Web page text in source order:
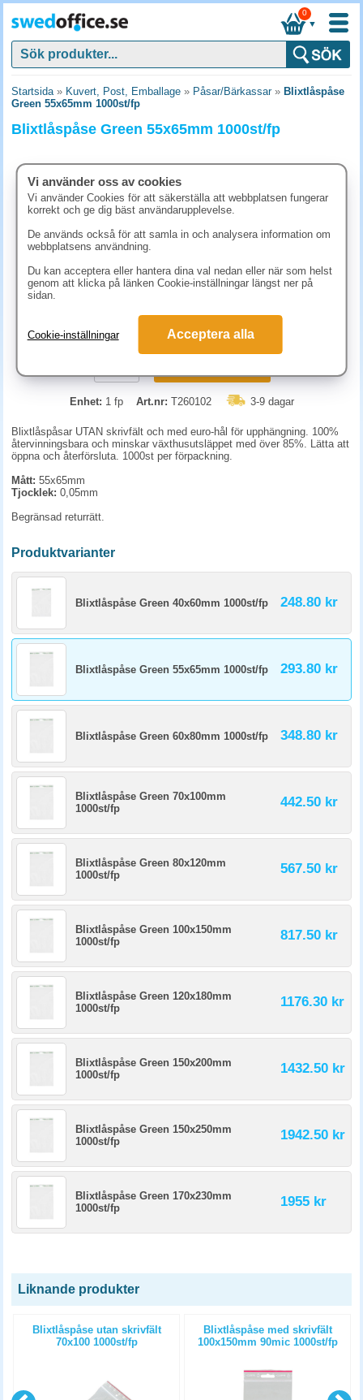
▼
0
Startsida» Kuvert, Post, Emballage » Påsar/Bärkassar» Blixtlåspåse
Green 55x65mm 1000st/fp
Blixtlåspåse Green 55x65mm 1000st/fp
293.80 kr (inkl. moms)
Enhet: 1 fp Art.nr: T260102 3-9 dagar
Blixtlåspåsar UTAN skrivfält och med euro-hål för upphängning. 100%
återvinningsbara och minskar växthusutsläppet med över 85%. Lätta att
öppna och återförsluta. 1000st per förpackning.
Mått: 55x65mm
Tjocklek: 0,05mm
Begränsad returrätt.
Produktvarianter
Blixtlåspåse Green 40x60mm 1000st/fp 248.80 kr
Blixtlåspåse Green 55x65mm 1000st/fp 293.80 kr
Blixtlåspåse Green 60x80mm 1000st/fp 348.80 kr
Blixtlåspåse Green 70x100mm
1000st/fp
442.50 kr
Blixtlåspåse Green 80x120mm
1000st/fp
567.50 kr
Blixtlåspåse Green 100x150mm
1000st/fp
817.50 kr
Blixtlåspåse Green 120x180mm
1000st/fp
1176.30 kr
Blixtlåspåse Green 150x200mm
1000st/fp
1432.50 kr
Blixtlåspåse Green 150x250mm
1000st/fp
1942.50 kr
Blixtlåspåse Green 170x230mm
1000st/fp
1955 kr
Liknande produkter
Blixtlåspåse utan skrivfält
70x100 1000st/fp
Blixtlåspåse med skrivfält
100x150mm 90mic 1000st/fp
Vi använder oss av cookies
Vi använder Cookies för att säkerställa att webbplatsen fungerar
korrekt och ge dig bäst användarupplevelse.
De används också för att samla in och analysera information om
webbplatsens användning.
Du kan acceptera eller hantera dina val nedan eller när som helst
genom att klicka på länken Cookie-inställningar längst ner på
sidan.
Cookie-inställningar Acceptera alla